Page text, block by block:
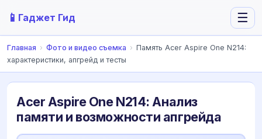
📱 Гаджет Гид ☰
Главная › Фото и видео съемка › Память Acer Aspire One N214:
характеристики, апгрейд и тесты
Acer Aspire One N214: Анализ
памяти и возможности апгрейда